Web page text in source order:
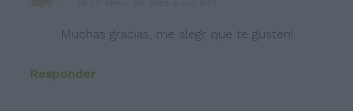
Muchas gracias, me alegr que te gusten!
Responder